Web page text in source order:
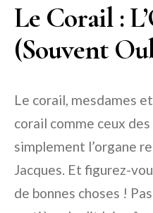
Le Corail :
(Souvent
Le corail, mesdames
corail comme ceux
simplement l’organe
Jacques. Et figurez-
de bonnes choses !